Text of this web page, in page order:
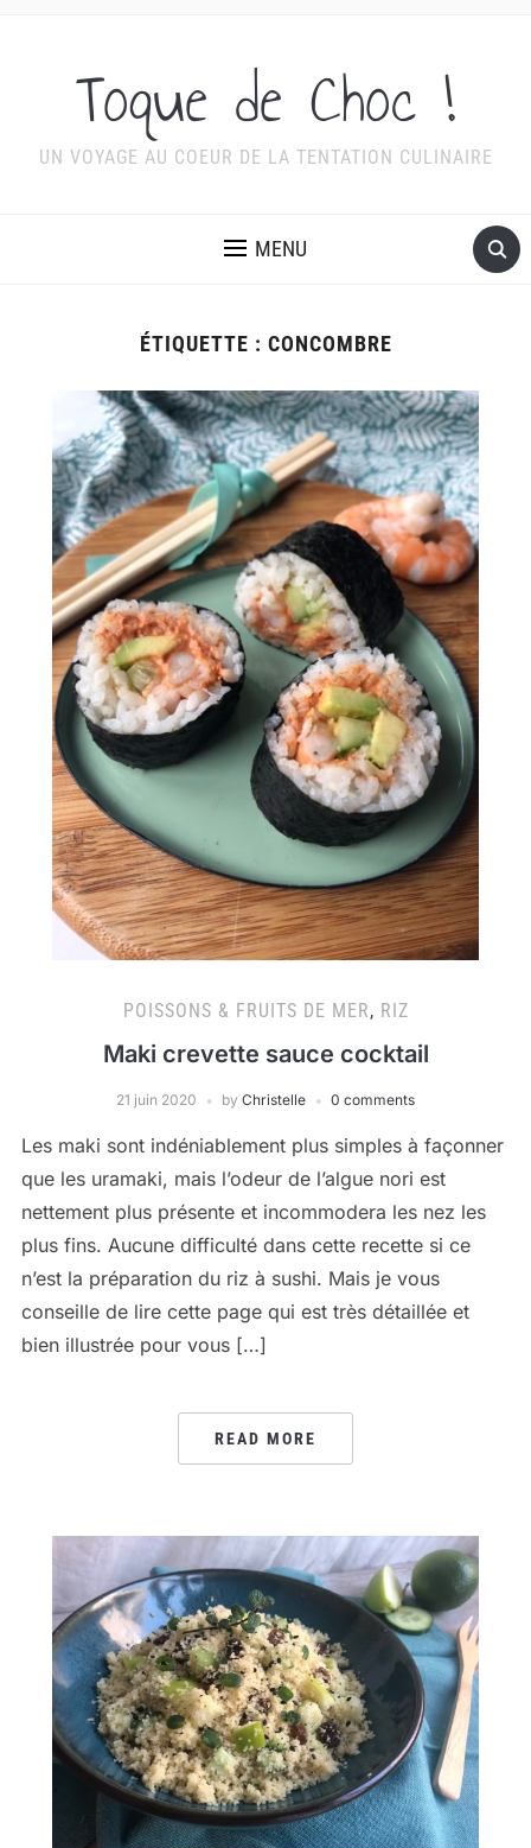
Toque de Choc !
UN VOYAGE AU COEUR DE LA TENTATION CULINAIRE
MENU
ÉTIQUETTE : CONCOMBRE
POISSONS & FRUITS DE MER, RIZ
Maki crevette sauce cocktail
21 juin 2020 by Christelle 0 comments
Les maki sont indéniablement plus simples à façonner
que les uramaki, mais l’odeur de l’algue nori est
nettement plus présente et incommodera les nez les
plus fins. Aucune difficulté dans cette recette si ce
n’est la préparation du riz à sushi. Mais je vous
conseille de lire cette page qui est très détaillée et
bien illustrée pour vous […]
READ MORE